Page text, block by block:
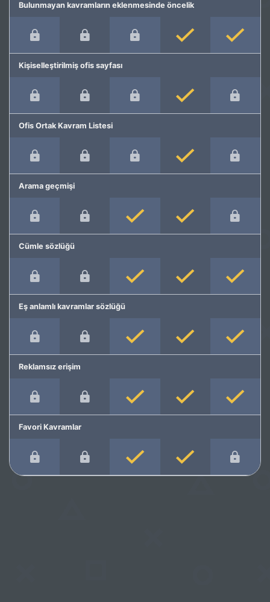
Bulunmayan kavramların eklenmesinde öncelik
Kişiselleştirilmiş ofis sayfası
Ofis Ortak Kavram Listesi
Arama geçmişi
Cümle sözlüğü
Eş anlamlı kavramlar sözlüğü
Reklamsız erişim
Favori Kavramlar